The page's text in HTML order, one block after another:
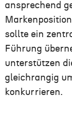
ansprechend
sollte ein
Führung
unterstützen
gleichrangig
konkurrieren.